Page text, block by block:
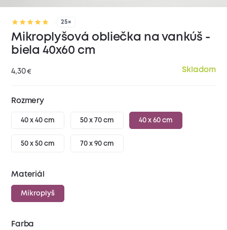
25×
Mikroplyšová obliečka na vankúš -
biela 40x60 cm
4,30€ Skladom
Rozmery
40 x 40 cm 50 x 70 cm 40 x 60 cm
50 x 50 cm 70 x 90 cm
Materiál
Mikroplyš
Farba